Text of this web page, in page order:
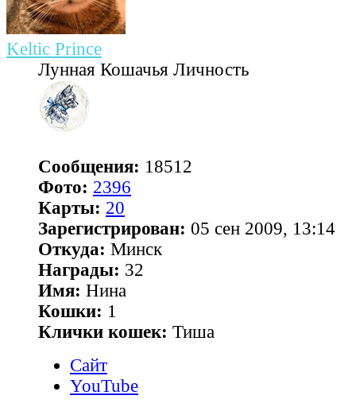
Keltic Prince
Лунная Кошачья Личность
Сообщения: 18512
Фото: 2396
Карты: 20
Зарегистрирован: 05 сен 2009, 13:14
Откуда: Минск
Награды: 32
Имя: Нина
Кошки: 1
Клички кошек: Тиша
Сайт
YouTube